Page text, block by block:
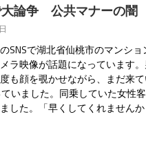
大論争 公共マナーの闇
SNSで湖北省仙桃市のマンショ
ラ映像が話題になっています
も顔を覗かせながら、まだ来
いました。同乗していた女性
した。「早くしてくれませんか